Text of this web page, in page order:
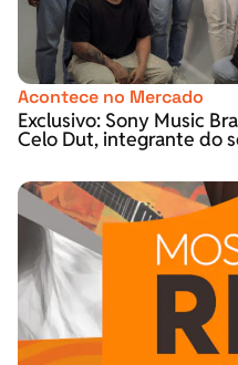
Acontece no Mercado
Exclusivo: Sony Music
Celo Dut, integrante do